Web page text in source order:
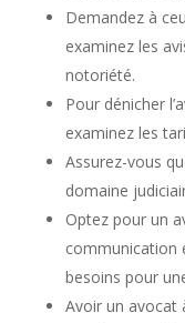
Demandez à
examinez les
notoriété.
Pour dénicher
examinez les
Assurez-vous
domaine
Optez pour un
communication
besoins pour
Avoir un avocat